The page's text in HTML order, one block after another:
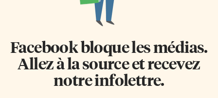
Facebook bloque les médias.
Allez à la source et recevez
notre infolettre.